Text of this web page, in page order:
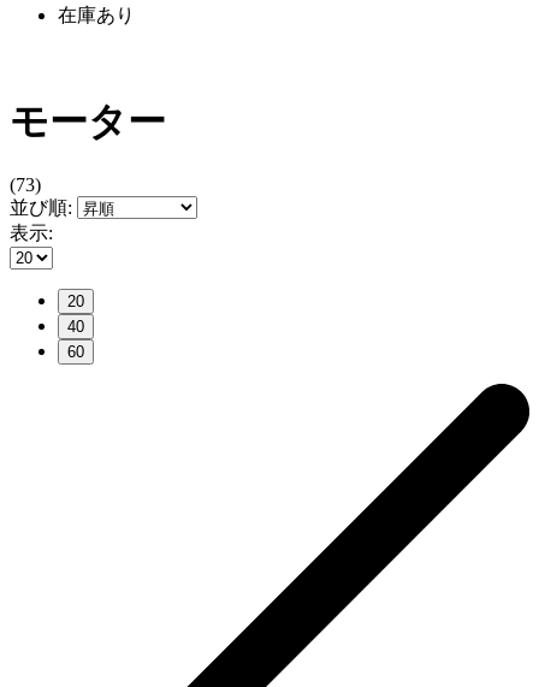
在庫あり
モーター
(73)
並び順:
表示:
20
40
60